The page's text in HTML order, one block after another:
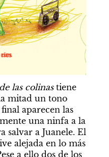
las colinas tiene
mitad un tono
aparecen las
una ninfa a la
salvar a Juanele. El
alejada en lo más
a ello dos de los